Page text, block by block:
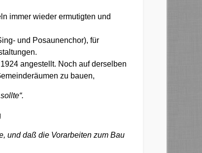
immer wieder ermutigten und
und Posaunenchor), für
angestellt. Noch auf derselben
zu bauen,
und daß die Vorarbeiten zum Bau